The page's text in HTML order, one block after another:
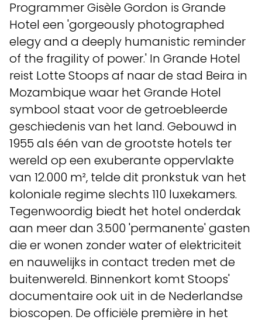
Programmer Gisèle Gordon is Grande
Hotel een 'gorgeously photographed
elegy and a deeply humanistic reminder
of the fragility of power.' In Grande Hotel
reist Lotte Stoops af naar de stad Beira in
Mozambique waar het Grande Hotel
symbool staat voor de getroebleerde
geschiedenis van het land. Gebouwd in
1955 als één van de grootste hotels ter
wereld op een exuberante oppervlakte
van 12.000 m², telde dit pronkstuk van het
koloniale regime slechts 110 luxekamers.
Tegenwoordig biedt het hotel onderdak
aan meer dan 3.500 'permanente' gasten
die er wonen zonder water of elektriciteit
en nauwelijks in contact treden met de
buitenwereld. Binnenkort komt Stoops'
documentaire ook uit in de Nederlandse
bioscopen. De officiële première in het